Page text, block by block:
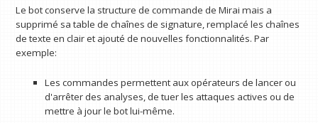
Le bot conserve la structure de commande de Mirai mais a
supprimé sa table de chaînes de signature, remplacé les chaînes
de texte en clair et ajouté de nouvelles fonctionnalités. Par
exemple:
Les commandes permettent aux opérateurs de lancer ou
d'arrêter des analyses, de tuer les attaques actives ou de
mettre à jour le bot lui-même.